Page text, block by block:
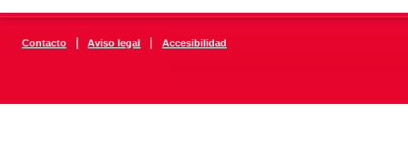
Contacto | Aviso legal | Accesibilidad